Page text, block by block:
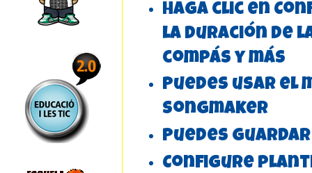
Haga clic en
la duración de
compás y más
Puedes usar el
Songmaker
Puedes
Configure